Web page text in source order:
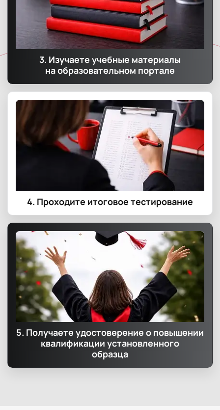
3. Изучаете учебные материалы
на образовательном портале
4. Проходите итоговое тестирование
5. Получаете удостоверение о повышении
квалификации установленного
образца